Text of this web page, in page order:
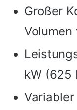
Großer
Volumen
kW (625